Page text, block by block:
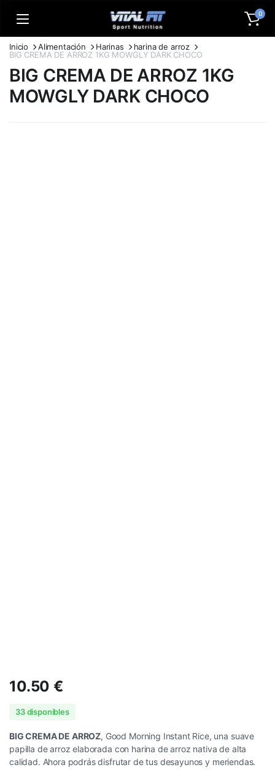
0
Inicio Alimentación Harinas
harina de arroz
BIG CREMA DE ARROZ 1KG MOWGLY DARK CHOCO
BIG CREMA DE ARROZ 1KG
MOWGLY DARK CHOCO
10.50€
33 disponibles
BIG CREMA DE ARROZ, Good Morning Instant Rice, una suave
papilla de arroz elaborada con harina de arroz nativa de alta
calidad. Ahora podrás disfrutar de tus desayunos y meriendas.